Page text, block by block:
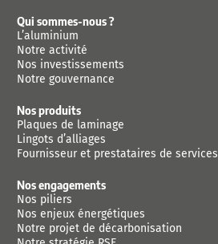
Qui sommes-nous ?
L’aluminium
Notre activité
Nos investissements
Notre gouvernance
Nos produits
Plaques de laminage
Lingots d’alliages
Fournisseur et prestataires de services
Nos engagements
Nos piliers
Nos enjeux énergétiques
Notre projet de décarbonisation